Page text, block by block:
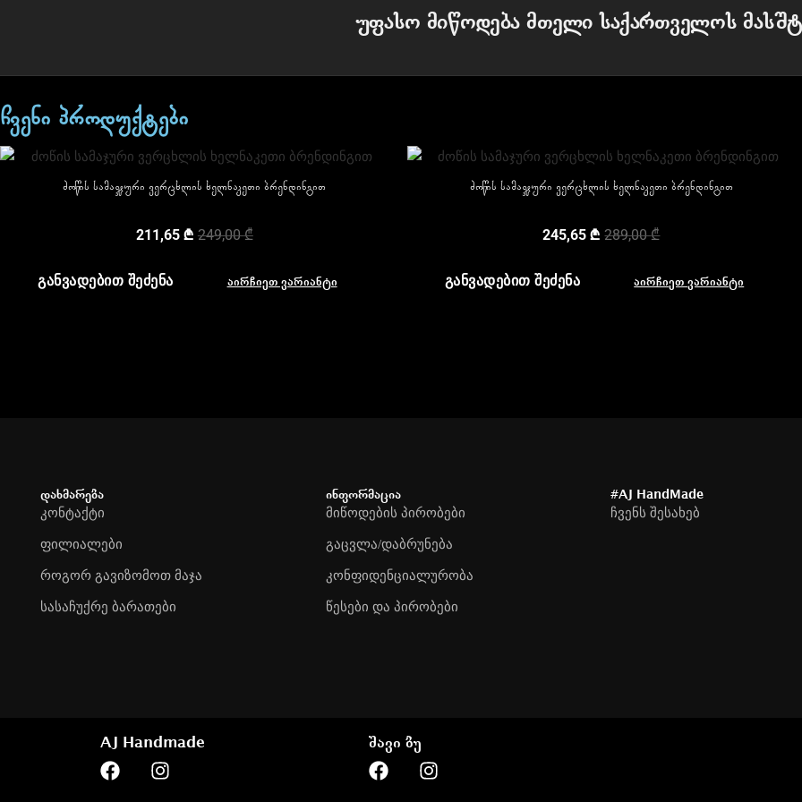
უფასო მიწოდება მთელი საქართველოს
ჩვენი პროდუქტები
ძოწის სამაჯური ვერცხლის ხელნაკეთი ბრენდინგით
249,00₾
211,65 ₾
ᲒᲐᲜᲕᲐᲓᲔᲑᲘᲗ ᲨᲔᲫᲔᲜᲐ აირჩიეთ ვარიანტი
ძოწის სამაჯური ვერცხლის ხელნაკეთი ბრენდინგით
289,00₾
245,65₾
ᲒᲐᲜᲕᲐᲓᲔᲑᲘᲗ ᲨᲔᲫᲔᲜᲐ აირჩიეთ ვარიანტი
დახმარება
კონტაქტი
ფილიალები
როგორ გავიზომოთ მაჯა
სასაჩუქრე ბარათები
ინფორმაცია
მიწოდების პირობები
გაცვლა/დაბრუნება
კონფიდენციალურობა
წესები და პირობები
#AJ HandMade
ჩვენს შესახებ
AJ Handmade შავი ბუ